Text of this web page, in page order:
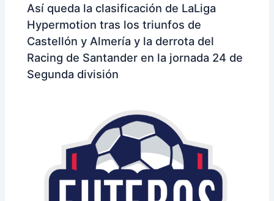
Así queda la clasificación de LaLiga
Hypermotion tras los triunfos de
Castellón y Almería y la derrota del
Racing de Santander en la jornada 24 de
Segunda división